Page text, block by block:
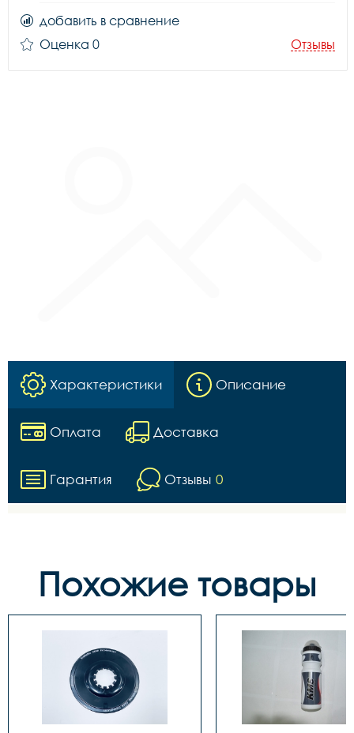
добавить в сравнение
Оценка 0
Отзывы
Характеристики Описание
Оплата Доставка
Гарантия Отзывы 0
Похожие товары